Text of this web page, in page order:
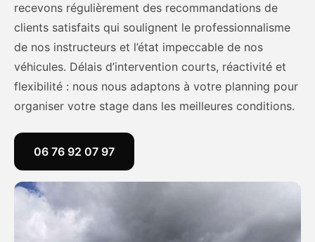
recevons régulièrement des recommandations de
clients satisfaits qui soulignent le professionnalisme
de nos instructeurs et l’état impeccable de nos
véhicules. Délais d’intervention courts, réactivité et
flexibilité : nous nous adaptons à votre planning pour
organiser votre stage dans les meilleures conditions.
06 76 92 07 97